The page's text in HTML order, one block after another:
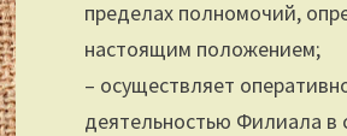
пределах полномочий,
настоящим положением;
– осуществляет
деятельностью Филиала в